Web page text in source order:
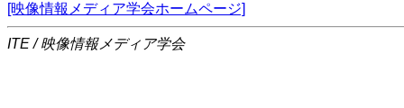
[映像情報メディア学会ホームページ]
ITE / 映像情報メディア学会